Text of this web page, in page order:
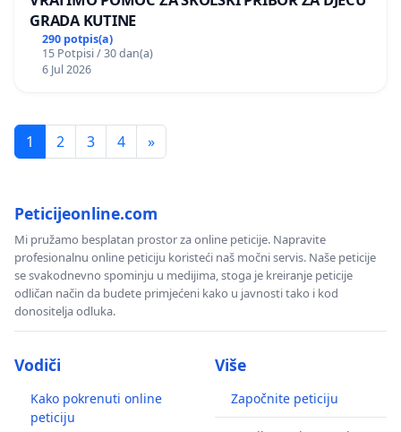
GRADA KUTINE
290 potpis(a)
15 Potpisi / 30 dan(a)
6 Jul 2026
1 2 3 4 »
Peticijeonline.com
Mi pružamo besplatan prostor za online peticije. Napravite
profesionalnu online peticiju koristeći naš močni servis. Naše peticije
se svakodnevno spominju u medijima, stoga je kreiranje peticije
odličan način da budete primjećeni kako u javnosti tako i kod
donositelja odluka.
Vodiči
Kako pokrenuti online
peticiju
Više
Započnite peticiju